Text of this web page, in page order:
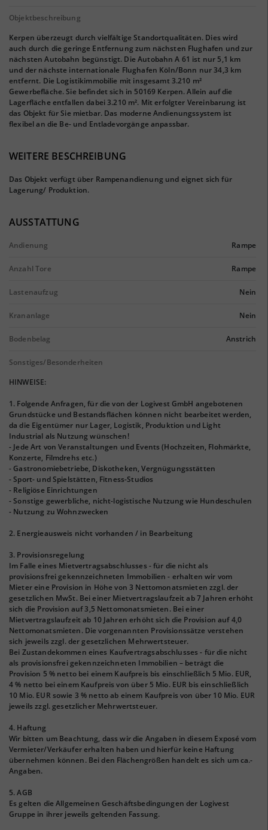
Objektbeschreibung
Kerpen überzeugt durch vielfältige Standortqualitäten. Dies wird
auch durch die geringe Entfernung zum nächsten Flughafen und zur
nächsten Autobahn begünstigt. Die Autobahn A 61 ist nur 5,1 km
und der nächste internationale Flughafen Köln/Bonn nur 34,3 km
entfernt. Die Logistikimmobilie mit insgesamt 3.210 m²
Gewerbefläche. Sie befindet sich in 50169 Kerpen. Allein auf die
Lagerfläche entfallen dabei 3.210 m². Mit erfolgter Vereinbarung ist
das Objekt für Sie mietbar. Das moderne Andienungssystem ist
flexibel an die Be- und Entladevorgänge anpassbar.
WEITERE BESCHREIBUNG
Das Objekt verfügt über Rampenandienung und eignet sich für
Lagerung/ Produktion.
AUSSTATTUNG
Andienung Rampe
Anzahl Tore Rampe
Lastenaufzug Nein
Krananlage Nein
Bodenbelag Anstrich
Sonstiges/Besonderheiten
HINWEISE:
1. Folgende Anfragen, für die von der Logivest GmbH angebotenen
Grundstücke und Bestandsflächen können nicht bearbeitet werden,
da die Eigentümer nur Lager, Logistik, Produktion und Light
Industrial als Nutzung wünschen!
- Jede Art von Veranstaltungen und Events (Hochzeiten, Flohmärkte,
Konzerte, Filmdrehs etc.)
- Gastronomiebetriebe, Diskotheken, Vergnügungsstätten
- Sport- und Spielstätten, Fitness-Studios
- Religiöse Einrichtungen
- Sonstige gewerbliche, nicht-logistische Nutzung wie Hundeschulen
- Nutzung zu Wohnzwecken
2. Energieausweis nicht vorhanden / in Bearbeitung
3. Provisionsregelung
Im Falle eines Mietvertragsabschlusses - für die nicht als
provisionsfrei gekennzeichneten Immobilien - erhalten wir vom
Mieter eine Provision in Höhe von 3 Nettomonatsmieten zzgl. der
gesetzlichen MwSt. Bei einer Mietvertragslaufzeit ab 7 Jahren erhöht
sich die Provision auf 3,5 Nettomonatsmieten. Bei einer
Mietvertragslaufzeit ab 10 Jahren erhöht sich die Provision auf 4,0
Nettomonatsmieten. Die vorgenannten Provisionssätze verstehen
sich jeweils zzgl. der gesetzlichen Mehrwertsteuer.
Bei Zustandekommen eines Kaufvertragsabschlusses - für die nicht
als provisionsfrei gekennzeichneten Immobilien – beträgt die
Provision 5 % netto bei einem Kaufpreis bis einschließlich 5 Mio. EUR,
4 % netto bei einem Kaufpreis von über 5 Mio. EUR bis einschließlich
10 Mio. EUR sowie 3 % netto ab einem Kaufpreis von über 10 Mio. EUR
jeweils zzgl. gesetzlicher Mehrwertsteuer.
4. Haftung
Wir bitten um Beachtung, dass wir die Angaben in diesem Exposé vom
Vermieter/Verkäufer erhalten haben und hierfür keine Haftung
übernehmen können. Bei den Flächengrößen handelt es sich um ca.-
Angaben.
5. AGB
Es gelten die Allgemeinen Geschäftsbedingungen der Logivest
Gruppe in ihrer jeweils geltenden Fassung.